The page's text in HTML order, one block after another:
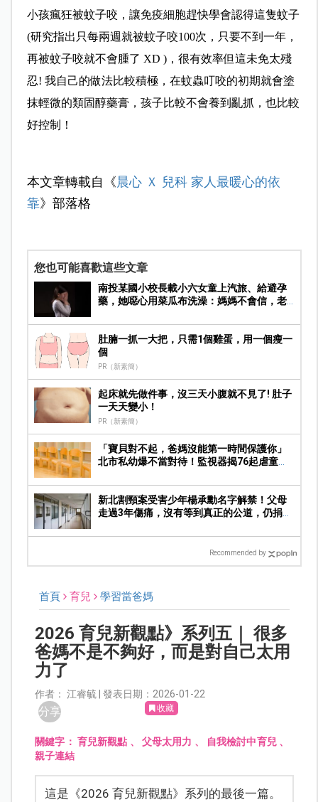
小孩瘋狂被蚊子咬，讓免疫細胞趕快學會認得這隻蚊子
(研究指出只每兩週就被蚊子咬100次，只要不到一年，
再被蚊子咬就不會腫了 XD )，很有效率但這未免太殘
忍! 我自己的做法比較積極，在蚊蟲叮咬的初期就會塗
抹輕微的類固醇藥膏，孩子比較不會養到亂抓，也比較
好控制！
本文章轉載自《晨心 Ｘ 兒科家人最暖心的依
靠》部落格
您也可能喜歡這些文章
南投某國小校長載小六女童上汽旅、給避孕
藥，她噁心用菜瓜布洗澡：媽媽不會信，老
肚腩一抓一大把，只需1個雞蛋，用一個瘦一
個
PR（新素簡）
起床就先做件事，沒三天小腹就不見了! 肚子
一天天變小！
PR（新素簡）
「寶貝對不起，爸媽沒能第一時間保護你」
北市私幼爆不當對待！監視器揭76起虐童畫
新北割頸案受害少年楊承勳名字解禁！父母
走過3年傷痛，沒有等到真正的公道，仍捐
Recommended by
首頁 育兒 學習當爸媽
2026 育兒新觀點》系列五｜ 很多
爸媽不是不夠好，而是對自己太用
力了
作者： 江睿毓 | 發表日期：2026-01-22
分享 收藏
關鍵字： 育兒新觀點 、 父母太用力 、 自我檢討中育兒、
親子連結
這是《2026 育兒新觀點》系列的最後一篇。